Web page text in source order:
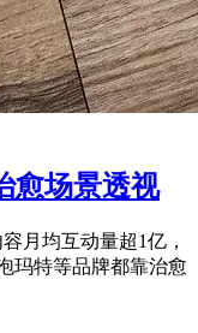
愈场景透视
月均互动量超1亿，
玛特等品牌都靠治愈